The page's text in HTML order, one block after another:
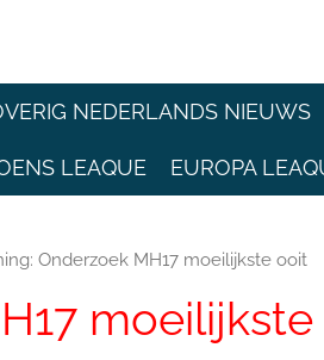
NEDERLANDS NIEUWS
LEAQUE EUROPA
Onderzoek MH17 moeilijkste ooit